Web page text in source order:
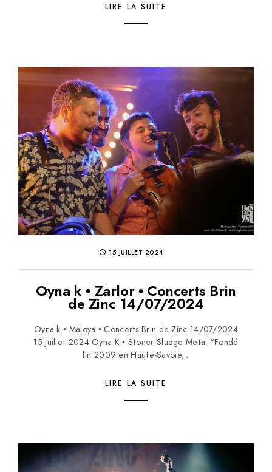
LIRE LA SUITE
15 JUILLET 2024
Oyna k • Zarlor • Concerts Brin
de Zinc 14/07/2024
Oyna k • Maloya • Concerts Brin de Zinc 14/07/2024
15 juillet 2024 Oyna K • Stoner Sludge Metal “Fondé
fin 2009 en Haute-Savoie,...
LIRE LA SUITE